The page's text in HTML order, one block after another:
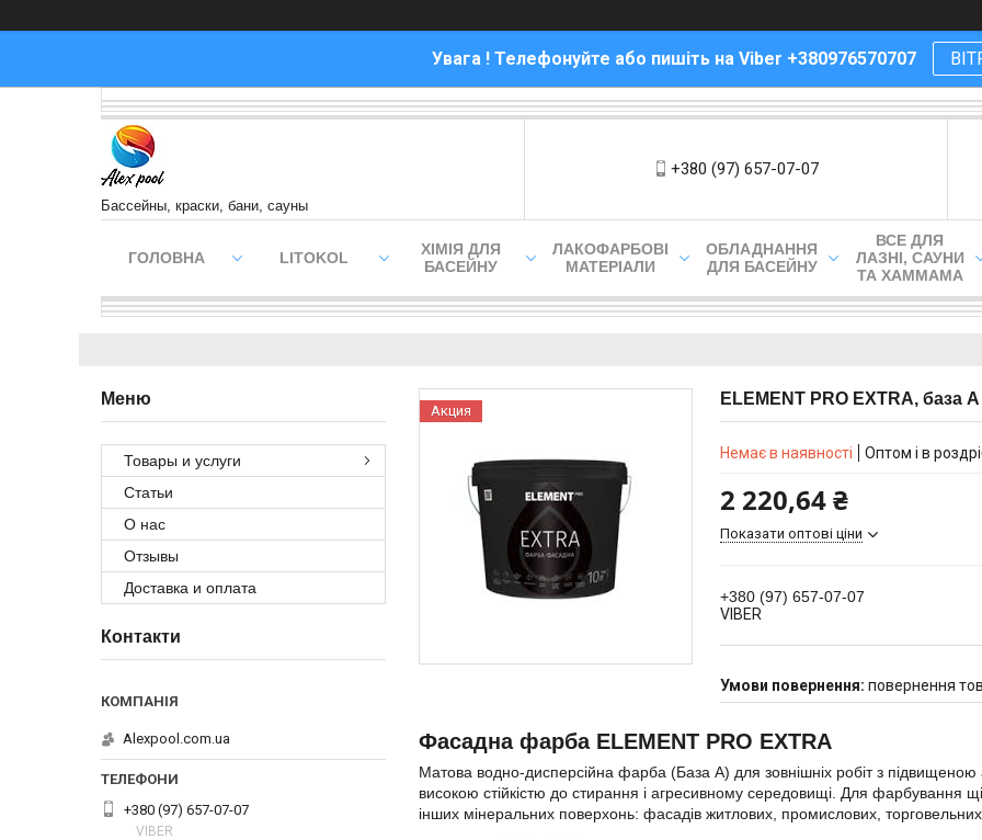
Увага ! Телефонуйте або пишіть на Viber +380976570707
Бассейны, краски, бани, сауны
+380 (97) 657-07-07
ГОЛОВНА LITOKOL
ХІМІЯ ДЛЯ
БАСЕЙНУ
ЛАКОФАРБОВІ
МАТЕРІАЛИ
ОБЛАДНАННЯ
ДЛЯ БАСЕЙНУ
ВСЕ ДЛЯ
ЛАЗНІ, САУНИ
ТА ХАММАМА
Акция
ELEMENT PRO EXTRA, база
Немає в наявності Оптом і в
2 220,64 ₴
Показати оптові ціни
+380 (97) 657-07-07
VIBER
повернення
Фасадна фарба ELEMENT PRO EXTRA
Матова водно-дисперсійна фарба (База А) для зовнішніх робіт з підвищеною
високою стійкістю до стирання і агресивному середовищі. Для фарбування
інших мінеральних поверхонь: фасадів житлових, промислових,
Товары и услуги
Статьи
О нас
Отзывы
Доставка и оплата
Контакти
Alexpool.com.ua
+380 (97) 657-07-07
VIBER